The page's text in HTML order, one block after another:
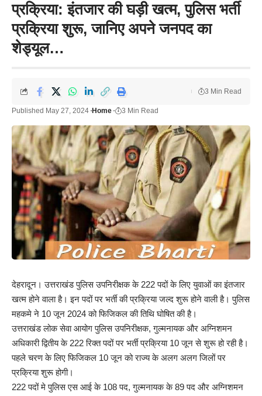
प्रक्रिया: इंतजार की घड़ी खत्म, पुलिस भर्ती
प्रक्रिया शुरू, जानिए अपने जनपद का
शेड्यूल…
Published May 27, 2024 Home 3 Min Read
3 Min Read
देहरादून। उत्तराखंड पुलिस उपनिरीक्षक के 222 पदों के लिए युवाओं का इंतजार
खत्म होने वाला है। इन पदों पर भर्ती की प्रक्रिया जल्द शुरू होने वाली है। पुलिस
महकमे ने 10 जून 2024 को फिजिकल की तिथि घोषित की है।
उत्तराखंड लोक सेवा आयोग पुलिस उपनिरीक्षक, गुल्मनायक और अग्निशमन
अधिकारी द्वितीय के 222 रिक्त पदों पर भर्ती प्रक्रिया 10 जून से शुरू हो रही है।
पहले चरण के लिए फिजिकल 10 जून को राज्य के अलग अलग जिलों पर
प्रक्रिया शुरू होगी।
222 पदों मे पुलिस एस आई के 108 पद, गुल्मनायक के 89 पद और अग्निशमन